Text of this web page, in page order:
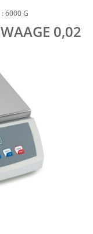
: 6000 G
0,02